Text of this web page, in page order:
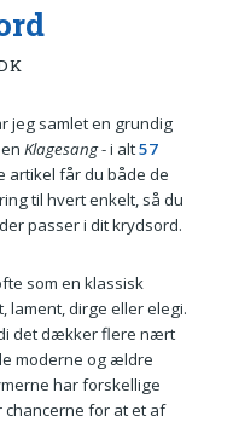
jeg samlet en grundig
Klagesang- i alt57
artikel får du både de
til hvert enkelt, så du
passer i dit krydsord.
som en klassisk
lament, dirge eller elegi.
det dækker flere nært
moderne og ældre
har forskellige
for at et af